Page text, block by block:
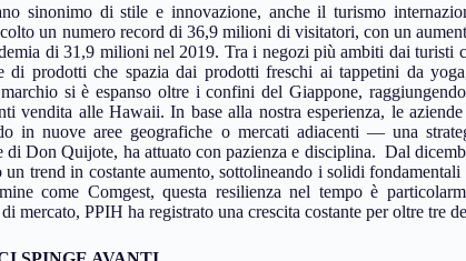
sinonimo di stile e innovazione, anche il turismo
un numero record di 36,9 milioni di visitatori, con un
di 31,9 milioni nel 2019. Tra i negozi più ambiti dai turisti
di prodotti che spazia dai prodotti freschi ai tappetini da
si è espanso oltre i confini del Giappone,
vendita alle Hawaii. In base alla nostra esperienza, le
in nuove aree geografiche o mercati adiacenti — una
di Don Quijote, ha attuato con pazienza e disciplina. Dal
trend in costante aumento, sottolineando i solidi fondamentali
come Comgest, questa resilienza nel tempo è
PPIH ha registrato una crescita costante per oltre tre